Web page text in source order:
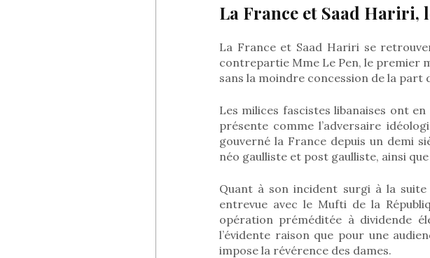
La France et Saad Hariri,
La France et Saad Hariri se
contrepartie Mme Le Pen, le premier
sans la moindre concession de la part
Les milices fascistes libanaises ont
présente comme l’adversaire
gouverné la France depuis un demi
néo gaulliste et post gaulliste, ainsi
Quant à son incident surgi à la
entrevue avec le Mufti de la
opération préméditée à dividende
l’évidente raison que pour une
impose la révérence des dames.